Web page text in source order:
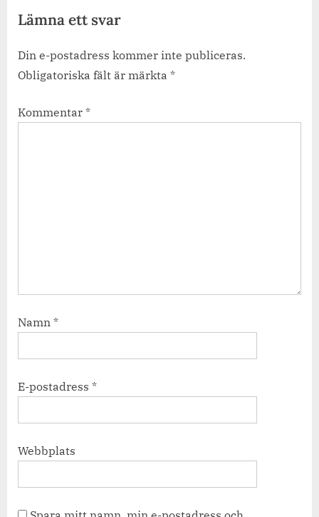
Lämna ett svar
Din e-postadress kommer inte publiceras.
Obligatoriska fält är märkta *
Kommentar *
Namn *
E-postadress *
Webbplats